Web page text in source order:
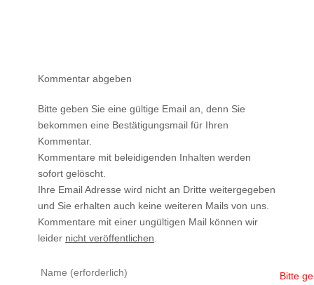
Kommentar abgeben
Bitte geben Sie eine gültige Email an, denn Sie
bekommen eine Bestätigungsmail für Ihren
Kommentar.
Kommentare mit beleidigenden Inhalten werden
sofort gelöscht.
Ihre Email Adresse wird nicht an Dritte weitergegeben
und Sie erhalten auch keine weiteren Mails von uns.
Kommentare mit einer ungültigen Mail können wir
leider nicht veröffentlichen
Bitte